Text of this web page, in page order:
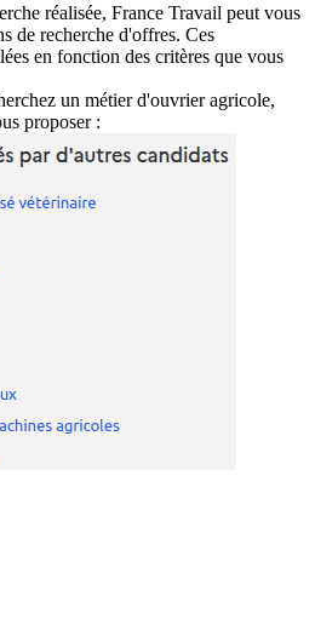
réalisée, France Travail peut vous
de recherche d'offres. Ces
en fonction des critères que vous
un métier d'ouvrier agricole,
proposer :